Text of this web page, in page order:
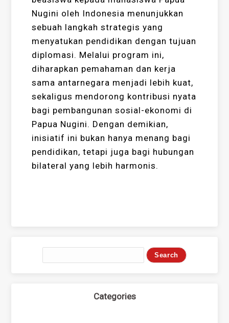
Nugini oleh Indonesia menunjukkan
sebuah langkah strategis yang
menyatukan pendidikan dengan tujuan
diplomasi. Melalui program ini,
diharapkan pemahaman dan kerja
sama antarnegara menjadi lebih kuat,
sekaligus mendorong kontribusi nyata
bagi pembangunan sosial-ekonomi di
Papua Nugini. Dengan demikian,
inisiatif ini bukan hanya menang bagi
pendidikan, tetapi juga bagi hubungan
bilateral yang lebih harmonis.
Categories